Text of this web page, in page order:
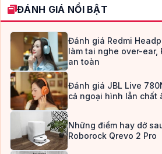
ĐÁNH GIÁ NỔI BẬT
Đánh giá Redmi
làm tai nghe over-ear,
an toàn
Đánh giá JBL Live
cả ngoại hình lẫn chất
Những điểm hay dở
Roborock Qrevo 2 Pro